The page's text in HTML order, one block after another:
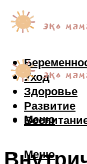
Уход
Здоровье
Развитие
Меню
Меню